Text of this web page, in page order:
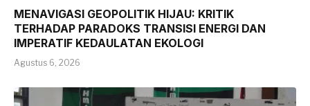
MENAVIGASI GEOPOLITIK HIJAU: KRITIK
TERHADAP PARADOKS TRANSISI ENERGI DAN
IMPERATIF KEDAULATAN EKOLOGI
Agustus 6, 2026